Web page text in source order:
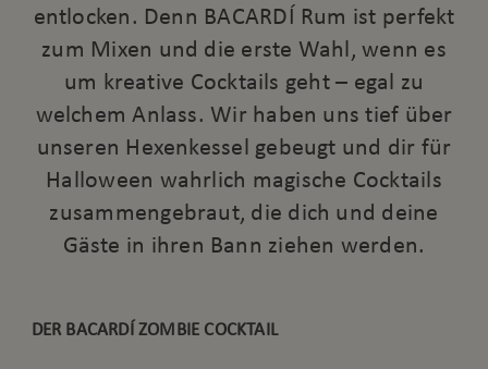
entlocken. Denn BACARDÍ Rum ist perfekt
zum Mixen und die erste Wahl, wenn es
um kreative Cocktails geht – egal zu
welchem Anlass. Wir haben uns tief über
unseren Hexenkessel gebeugt und dir für
Halloween wahrlich magische Cocktails
zusammengebraut, die dich und deine
Gäste in ihren Bann ziehen werden.
DER BACARDÍ ZOMBIE COCKTAIL